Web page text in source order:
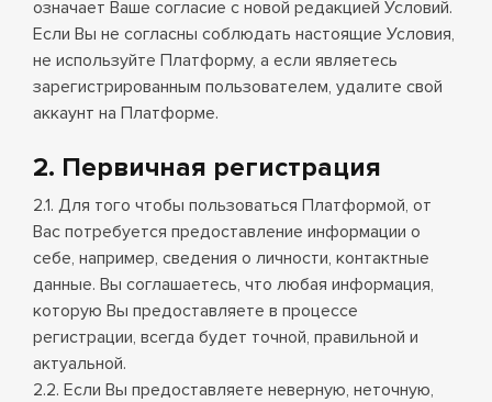
означает Ваше согласие с новой редакцией Условий.
Если Вы не согласны соблюдать настоящие Условия,
не используйте Платформу, а если являетесь
зарегистрированным пользователем, удалите свой
аккаунт на Платформе.
2. Первичная регистрация
2.1. Для того чтобы пользоваться Платформой, от
Вас потребуется предоставление информации о
себе, например, сведения о личности, контактные
данные. Вы соглашаетесь, что любая информация,
которую Вы предоставляете в процессе
регистрации, всегда будет точной, правильной и
актуальной.
2.2. Если Вы предоставляете неверную, неточную,